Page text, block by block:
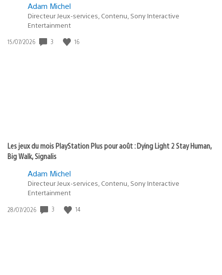
Adam Michel
Directeur Jeux-services, Contenu, Sony Interactive
Entertainment
Date
15/07/2026 3 16
Les jeux du mois PlayStation Plus pour août : Dying Light 2 Stay Human,
Big Walk, Signalis
Adam Michel
Directeur Jeux-services, Contenu, Sony Interactive
Entertainment
Date
28/07/2026 3 14